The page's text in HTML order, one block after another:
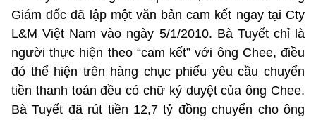
Giám đốc đã lập một văn bản cam kết ngay tại Cty
L&M Việt Nam vào ngày 5/1/2010. Bà Tuyết chỉ là
người thực hiện theo “cam kết” với ông Chee, điều
đó thể hiện trên hàng chục phiếu yêu cầu chuyển
tiền thanh toán đều có chữ ký duyệt của ông Chee.
Bà Tuyết đã rút tiền 12,7 tỷ đồng chuyển cho ông